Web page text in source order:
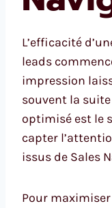
L’efficacité
leads
impression
souvent la
optimisé est le
capter
issus de Sales
Pour